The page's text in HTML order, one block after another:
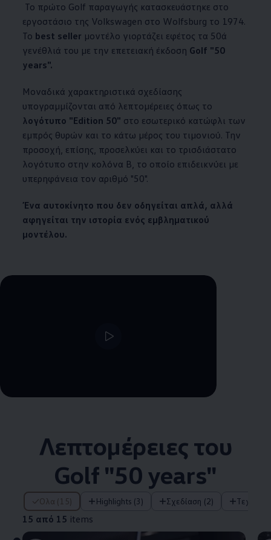
Το πρώτο Golf παραγωγής κατασκευάστηκε στο
εργοστάσιο της Volkswagen στο Wolfsburg το 1974.
Το best seller μοντέλο γιορτάζει εφέτος τα 50ά
γενέθλιά του με την επετειακή έκδοση Golf "50
years".
Μοναδικά χαρακτηριστικά σχεδίασης
υπογραμμίζονται από λεπτομέρειες όπως το
λογότυπο "Edition 50" στο εσωτερικό κατώφλι των
εμπρός θυρών και το κάτω μέρος του τιμονιού. Την
προσοχή, επίσης, προσελκύει και το τρισδιάστατο
λογότυπο στην κολόνα Β, το οποίο επιδεικνύει με
υπερηφάνεια τον αριθμό "50".
Ένα αυτοκίνητο που δεν οδηγείται απλά, αλλά
αφηγείται την ιστορία ενός εμβληματικού
μοντέλου.
Λεπτομέρειες του
Golf "50 years"
Όλα (15) Highlights (3) Σχεδίαση (2)
15 από 15 items
15 από 15 items